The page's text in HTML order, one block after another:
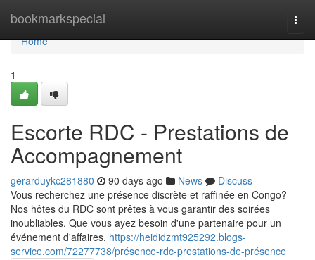
bookmarkspecial
Home
Home
1
Escorte RDC - Prestations de
Accompagnement
gerarduykc281880 90 days ago News
Discuss
Vous recherchez une présence discrète et raffinée en Congo?
Nos hôtes du RDC sont prêtes à vous garantir des soirées
inoubliables. Que vous ayez besoin d'une partenaire pour un
événement d'affaires, https://heididzmt925292.blogs-
service.com/72277738/présence-rdc-prestations-de-présence